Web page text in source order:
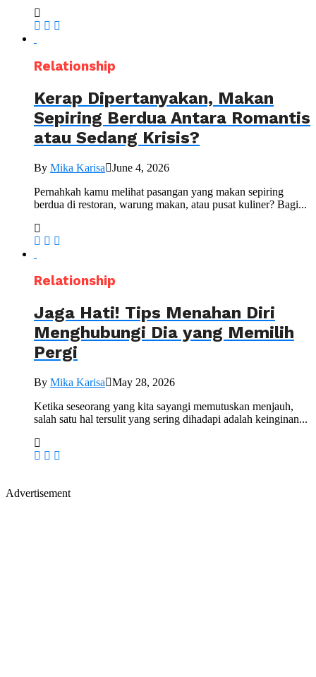
Relationship
Kerap Dipertanyakan, Makan
Sepiring Berdua Antara Romantis
atau Sedang Krisis?
By Mika Karisa
June 4, 2026
Pernahkah kamu melihat pasangan yang makan sepiring
berdua di restoran, warung makan, atau pusat kuliner? Bagi...
Relationship
Jaga Hati! Tips Menahan Diri
Menghubungi Dia yang Memilih
Pergi
By Mika Karisa
May 28, 2026
Ketika seseorang yang kita sayangi memutuskan menjauh,
salah satu hal tersulit yang sering dihadapi adalah keinginan...
Advertisement